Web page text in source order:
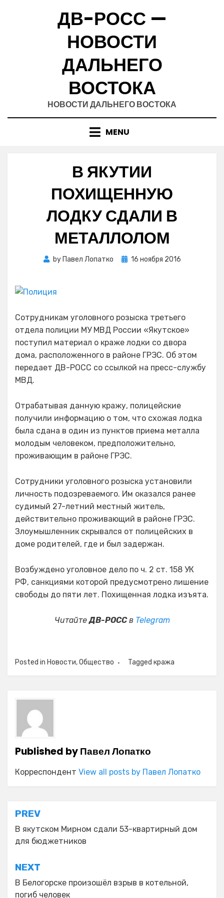
ДВ-РОСС —
НОВОСТИ
ДАЛЬНЕГО
ВОСТОКА
НОВОСТИ ДАЛЬНЕГО ВОСТОКА
MENU
В ЯКУТИИ
ПОХИЩЕННУЮ
ЛОДКУ СДАЛИ В
МЕТАЛЛОЛОМ
by Павел Лопатко
Posted
16 ноября 2016
Сотрудникам уголовного розыска третьего
отдела полиции МУ МВД России «Якутское»
поступил материал о краже лодки со двора
дома, расположенного в районе ГРЭС. Об этом
передает ДВ-РОСС со ссылкой на пресс-службу
МВД.
Отрабатывая данную кражу, полицейские
получили информацию о том, что схожая лодка
была сдана в один из пунктов приема металла
молодым человеком, предположительно,
проживающим в районе ГРЭС.
Сотрудники уголовного розыска установили
личность подозреваемого. Им оказался ранее
судимый 27-летний местный житель,
действительно проживающий в районе ГРЭС.
Злоумышленник скрывался от полицейских в
доме родителей, где и был задержан.
Возбуждено уголовное дело по ч. 2 ст. 158 УК
РФ, санкциями которой предусмотрено лишение
свободы до пяти лет. Похищенная лодка изъята.
ЧитайтеДВ-РОССв Telegram
Posted in Новости,Общество Tagged кража
Published byПавел Лопатко
Корреспондент View all posts by Павел Лопатко
Навигация
по
записям
PREV
В якутском Мирном сдали 53-квартирный дом
для бюджетников
NEXT
В Белогорске произошёл взрыв в котельной,
погиб человек